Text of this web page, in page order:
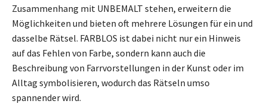
Zusammenhang mit UNBEMALT stehen, erweitern die
Möglichkeiten und bieten oft mehrere Lösungen für ein und
dasselbe Rätsel. FARBLOS ist dabei nicht nur ein Hinweis
auf das Fehlen von Farbe, sondern kann auch die
Beschreibung von Farrvorstellungen in der Kunst oder im
Alltag symbolisieren, wodurch das Rätseln umso
spannender wird.